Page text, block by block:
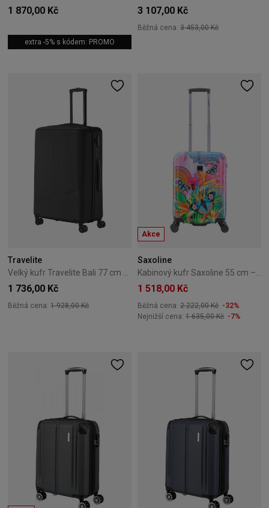
1 870,00 Kč
extra -5% s kódem: PROMO
3 107,00 Kč
Běžná cena: 3 453,00 Kč
Travelite
1 736,00 Kč
Běžná cena: 1 928,00 Kč
Akce
Saxoline
1 518,00 Kč
Běžná cena: 2 222,00 Kč -32%
Nejnižší cena: 1 635,00 Kč -7%